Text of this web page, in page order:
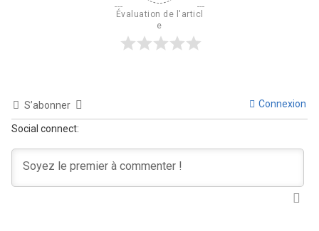
Évaluation de l'articl
e
S’abonner Connexion
Social connect: